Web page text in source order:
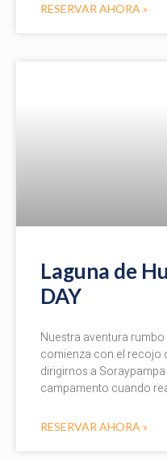
RESERVAR AHORA »
Laguna de
DAY
Nuestra aventura
comienza con el recojo
dirigirnos a
campamento cuando
RESERVAR AHORA »